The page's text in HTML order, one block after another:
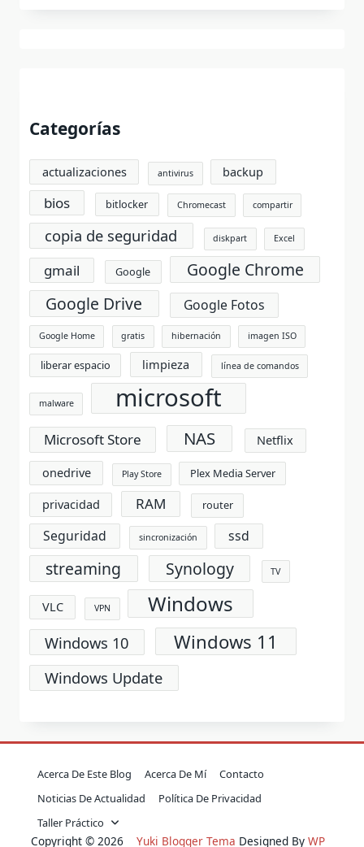
Categorías
actualizaciones antivirus backup
bios bitlocker Chromecast compartir
copia de seguridad diskpart Excel
gmail Google
Google Chrome
Google Drive
Google Fotos
Google Home gratis hibernación imagen ISO
liberar espacio limpieza línea de comandos
malware microsoft
Microsoft Store NAS
Netflix
onedrive
Play Store Plex Media Server
privacidad RAM router
Seguridad sincronización ssd
streaming Synology TV
VLC VPN Windows
Windows 10 Windows 11
Windows Update
Acerca De Este Blog Acerca De Mí
Contacto
Noticias De Actualidad
Política De Privacidad
Taller Práctico
Copyright © 2026 Yuki Blogger Tema Designed By WP